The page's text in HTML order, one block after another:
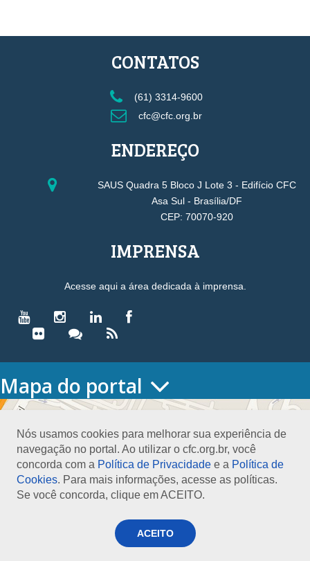
Nós usamos cookies para melhorar sua experiência de
navegação no portal. Ao utilizar o cfc.org.br, você
concorda com a Política de Privacidade e a Política de
Cookies. Para mais informações, acesse as políticas.
Se você concorda, clique em ACEITO.
ACEITO
CONTATOS
(61) 3314-9600
cfc@cfc.org.br
ENDEREÇO
SAUS Quadra 5 Bloco J Lote 3 - Edifício CFC
Asa Sul - Brasília/DF
CEP: 70070-920
IMPRENSA
Acesse aqui a área dedicada à imprensa.
Mapa do portal
HOME
Conselho Diretor
Nossa Sede
Planejamento
Organograma
Medalha João Lyra